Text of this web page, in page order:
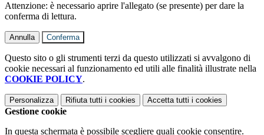
Attenzione: è necessario aprire l'allegato (se presente) per dare la
conferma di lettura.
Annulla Conferma
Questo sito o gli strumenti terzi da questo utilizzati si avvalgono di
cookie necessari al funzionamento ed utili alle finalità illustrate nella
COOKIE POLICY.
Personalizza Rifiuta tutti i cookies Accetta tutti i cookies
Gestione cookie
In questa schermata è possibile scegliere quali cookie consentire.